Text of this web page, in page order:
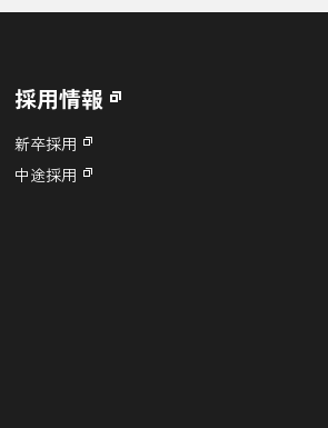
採用情報
新卒採用
中途採用